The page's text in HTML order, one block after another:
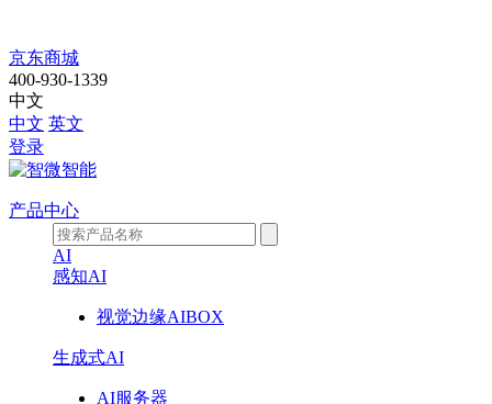
IPC-
7710-
W680
京东商城
400-930-1339
中文
中文 英文
登录
产品中心
AI
感知AI
视觉边缘AIBOX
生成式AI
AI服务器